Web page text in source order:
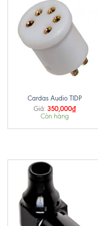
Cardas Audio TIDP
Giá: 350,000₫
Còn hàng